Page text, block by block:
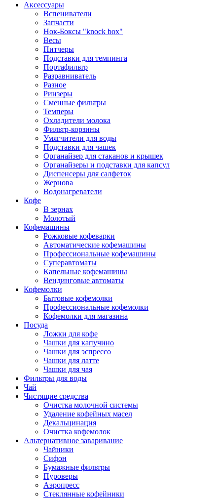
Аксессуары
Вспениватели
Запчасти
Нок-Боксы "knock box"
Весы
Питчеры
Подставки для темпинга
Портафильтр
Разравниватель
Разное
Ринзеры
Сменные фильтры
Темперы
Охладители молока
Фильтр-корзины
Умягчители для воды
Подставки для чашек
Органайзер для стаканов и крышек
Органайзеры и подставки для капсул
Диспенсеры для салфеток
Жернова
Водонагреватели
Кофе
В зернах
Молотый
Кофемашины
Рожковые кофеварки
Автоматические кофемашины
Профессиональные кофемашины
Суперавтоматы
Капельные кофемашины
Вендинговые автоматы
Кофемолки
Бытовые кофемолки
Профессиональные кофемолки
Кофемолки для магазина
Посуда
Ложки для кофе
Чашки для капучино
Чашки для эспрессо
Чашки для латте
Чашки для чая
Фильтры для воды
Чай
Чистящие средства
Очистка молочной системы
Удаление кофейных масел
Декальцинация
Очистка кофемолок
Альтернативное заваривание
Чайники
Сифон
Бумажные фильтры
Пуроверы
Аэропресс
Стеклянные кофейники